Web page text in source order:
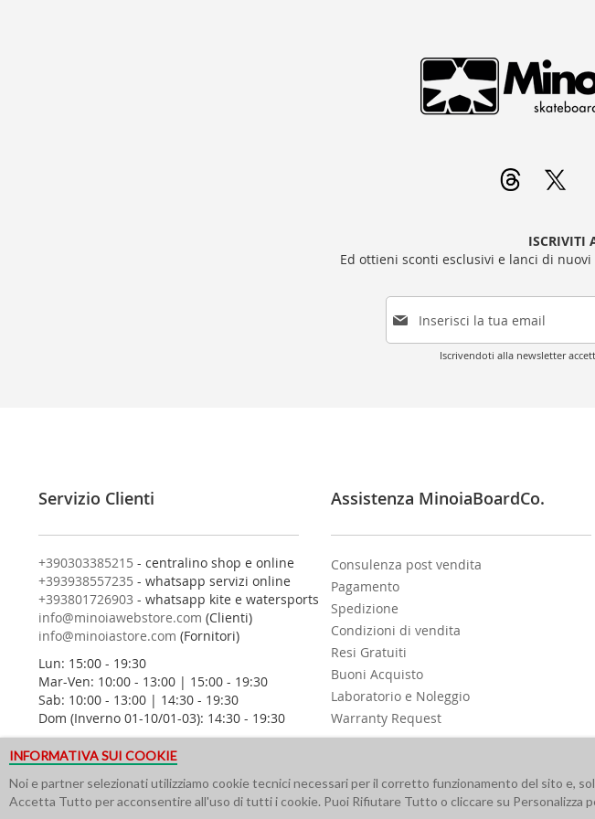
ISCRIVITI
Ed ottieni sconti esclusivi e lanci di
I
c
l
n
o
s
t
r
a
N
e
w
s
l
e
t
e
Iscrivendoti alla newsletter
Servizio Clienti
+390303385215 - centralino shop e online
+393938557235 - whatsapp servizi online
+393801726903 - whatsapp kite e watersports
info@minoiawebstore.com (Clienti)
info@minoiastore.com (Fornitori)
Lun: 15:00 - 19:30
Mar-Ven: 10:00 - 13:00 | 15:00 - 19:30
Sab: 10:00 - 13:00 | 14:30 - 19:30
Dom (Inverno 01-10/01-03): 14:30 - 19:30
Assistenza MinoiaBoardCo.
Consulenza post vendita
Pagamento
Spedizione
Condizioni di vendita
Resi Gratuiti
Buoni Acquisto
Laboratorio e Noleggio
Warranty Request
INFORMATIVA SUI COOKIE
Noi e partner selezionati utilizziamo cookie tecnici necessari per il corretto funzionamento del sito e,
Accetta Tutto per acconsentire all'uso di tutti i cookie. Puoi Rifiutare Tutto o cliccare su Personalizza